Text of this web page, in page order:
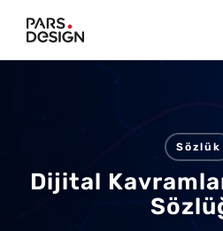
content
Sözlük
Dijital